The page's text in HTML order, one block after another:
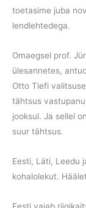
toetasime juba
lendlehtedega.
Omaegsel prof.
ülesannetes,
Otto Tiefi
tähtsus
jooksul. Ja sellel
suur tähtsus.
Eesti, Läti, Leedu
kohalolekut.